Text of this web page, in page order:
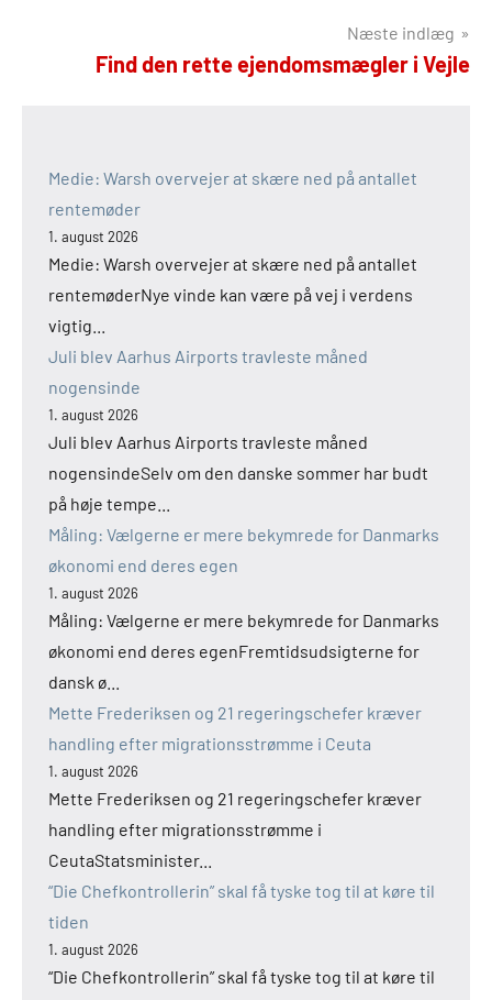
Næste indlæg
Find den rette ejendomsmægler i Vejle
Medie: Warsh overvejer at skære ned på antallet
rentemøder
1. august 2026
Medie: Warsh overvejer at skære ned på antallet
rentemøderNye vinde kan være på vej i verdens
vigtig...
Juli blev Aarhus Airports travleste måned
nogensinde
1. august 2026
Juli blev Aarhus Airports travleste måned
nogensindeSelv om den danske sommer har budt
på høje tempe...
Måling: Vælgerne er mere bekymrede for Danmarks
økonomi end deres egen
1. august 2026
Måling: Vælgerne er mere bekymrede for Danmarks
økonomi end deres egenFremtidsudsigterne for
dansk ø...
Mette Frederiksen og 21 regeringschefer kræver
handling efter migrationsstrømme i Ceuta
1. august 2026
Mette Frederiksen og 21 regeringschefer kræver
handling efter migrationsstrømme i
CeutaStatsminister...
“Die Chefkontrollerin” skal få tyske tog til at køre til
tiden
1. august 2026
“Die Chefkontrollerin” skal få tyske tog til at køre til